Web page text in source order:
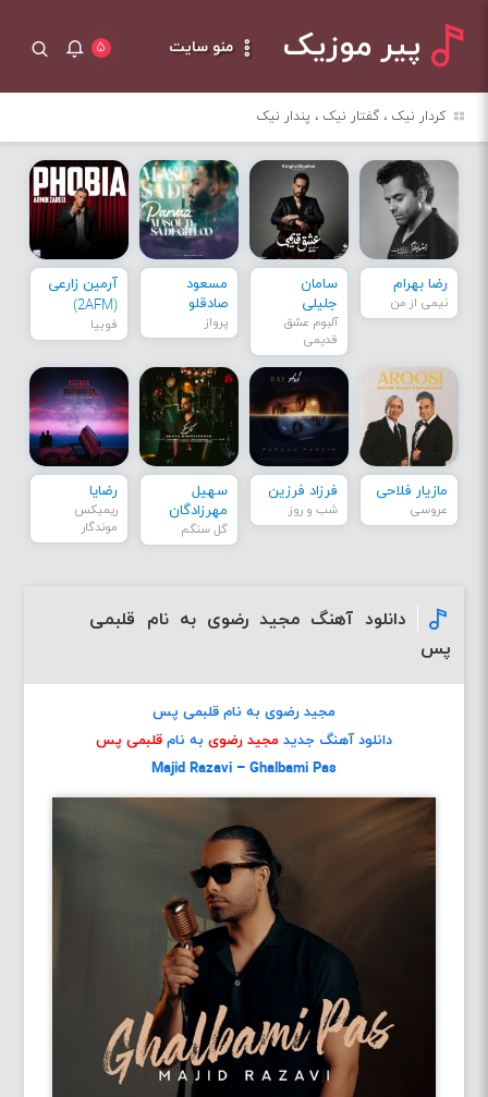
پیر موزیک منو سایت ۵
کردار نیک ، گفتار نیک ، پندار نیک
رضا بهرام
نیمی از من
سامان
جلیلی
آلبوم عشق
قدیمی
مسعود
صادقلو
پرواز
آرمین زارعی
(2AFM)
فوبیا
مازیار فلاحی
عروسی
فرزاد فرزین
شب و روز
سهیل
مهرزادگان
گل سنگم
رضایا
ریمیکس
موندگار
دانلود آهنگ مجید رضوی به نام قلبمی
پس
مجید رضوی به نام قلبمی پس
دانلود آهنگ جدید مجید رضوی به نام قلبمی پس
Majid Razavi – Ghalbami Pas